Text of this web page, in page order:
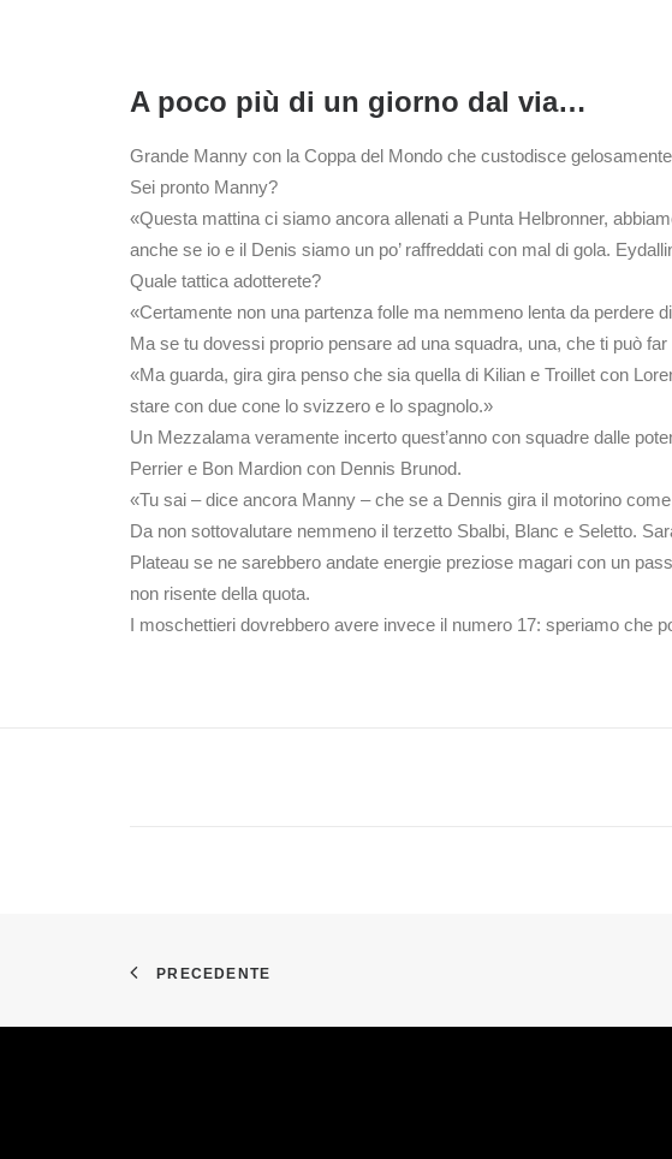
A poco più di un giorno dal via…
Grande Manny con la Coppa del Mondo che custodisce
Sei pronto Manny?
«Questa mattina ci siamo ancora allenati a Punta Helbronner,
anche se io e il Denis siamo un po’ raffreddati con mal di gola.
Quale tattica adotterete?
«Certamente non una partenza folle ma nemmeno lenta da perdere
Ma se tu dovessi proprio pensare ad una squadra, una, che ti può
«Ma guarda, gira gira penso che sia quella di Kilian e Troillet con
stare con due cone lo svizzero e lo spagnolo.»
Un Mezzalama veramente incerto quest’anno con squadre dalle
Perrier e Bon Mardion con Dennis Brunod.
«Tu sai – dice ancora Manny – che se a Dennis gira il motorino
Da non sottovalutare nemmeno il terzetto Sbalbi, Blanc e Seletto.
Plateau se ne sarebbero andate energie preziose magari con un
non risente della quota.
I moschettieri dovrebbero avere invece il numero 17: speriamo che
PRECEDENTE